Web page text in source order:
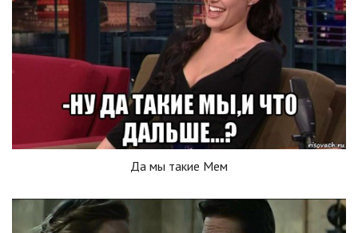
Да мы такие Мем